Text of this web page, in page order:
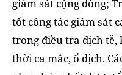
giám sát cộng đồng;
tốt công tác giám sát
trong điều tra dịch
thời ca mắc, ổ dịch.